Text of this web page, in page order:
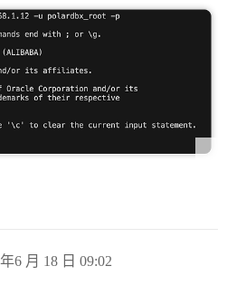
6 月 18 日 09:02